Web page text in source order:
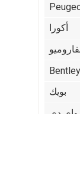
أكورا
Bentley
بويك
دي